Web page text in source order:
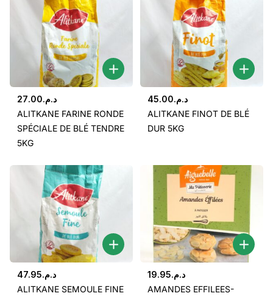
د.م.27.00
ALITKANE FARINE RONDE
SPÉCIALE DE BLÉ TENDRE
5KG
د.م.45.00
ALITKANE FINOT DE BLÉ
DUR 5KG
د.م.47.95
ALITKANE SEMOULE FINE
د.م.19.95
AMANDES EFFILEES-